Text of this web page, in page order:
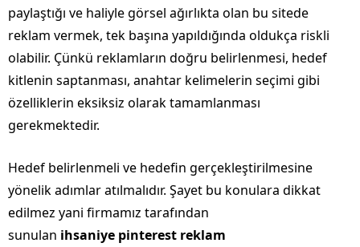
paylaştığı ve haliyle görsel ağırlıkta olan bu sitede
reklam vermek, tek başına yapıldığında oldukça riskli
olabilir. Çünkü reklamların doğru belirlenmesi, hedef
kitlenin saptanması, anahtar kelimelerin seçimi gibi
özelliklerin eksiksiz olarak tamamlanması
gerekmektedir.
Hedef belirlenmeli ve hedefin gerçekleştirilmesine
yönelik adımlar atılmalıdır. Şayet bu konulara dikkat
edilmez yani firmamız tarafından
sunulan ihsaniye pinterest reklam